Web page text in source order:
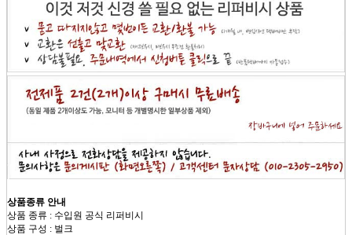
상품종류 안내
상품 종류 : 수입원 공식 리퍼비시
상품 구성 : 벌크